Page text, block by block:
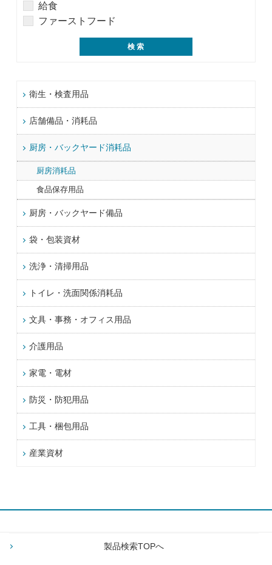
給食
ファーストフード
衛生・検査用品
店舗備品・消耗品
厨房・バックヤード消耗品
厨房消耗品
食品保存用品
厨房・バックヤード備品
袋・包装資材
洗浄・清掃用品
トイレ・洗面関係消耗品
文具・事務・オフィス用品
介護用品
家電・電材
防災・防犯用品
工具・梱包用品
産業資材
製品検索TOPへ